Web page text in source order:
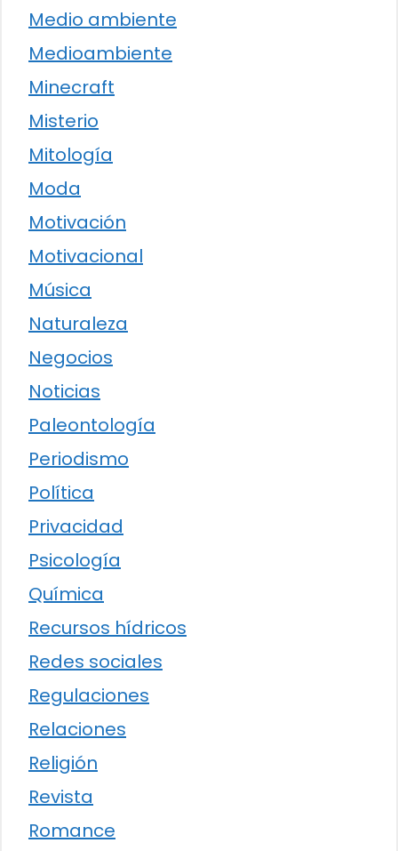
Medio ambiente
Medioambiente
Minecraft
Misterio
Mitología
Moda
Motivación
Motivacional
Música
Naturaleza
Negocios
Noticias
Paleontología
Periodismo
Política
Privacidad
Psicología
Química
Recursos hídricos
Redes sociales
Regulaciones
Relaciones
Religión
Revista
Romance